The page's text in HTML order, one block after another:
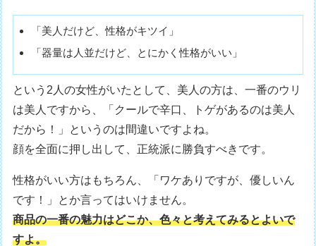
「美人だけど、性格がキツイ」
「器量は人並だけど、とにかく性格がいい」
という2人の女性がいたとして、美人の方は、一番のウリ
は美人ですから、「クールで辛口、トゲがあるのは美人
だから！」というのは間違いですよね。
顔を全面に押し出して、正統派に勝負すべきです。
性格がいい方はもちろん、「ワケありですが、優しいん
です！」とか言ってはいけません。
商品の一番の魅力はどこか、色々と考えてみるとよいで
すよ。